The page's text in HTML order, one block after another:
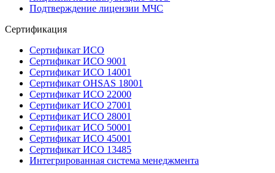
Подтверждение лицензии МЧС
Сертификация
Сертификат ИСО
Сертификат ИСО 9001
Сертификат ИСО 14001
Сертификат OHSAS 18001
Сертификат ИСО 22000
Сертификат ИСО 27001
Сертификат ИСО 28001
Сертификат ИСО 50001
Сертификат ИСО 45001
Сертификат ИСО 13485
Интегрированная система менеджмента